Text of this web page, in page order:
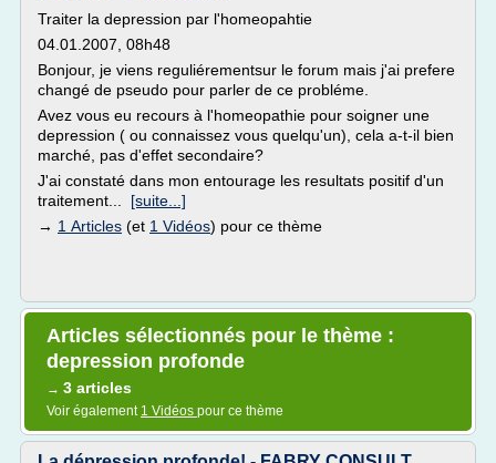
Traiter la depression par l'homeopahtie
04.01.2007, 08h48
Bonjour, je viens reguliérementsur le forum mais j'ai prefere
changé de pseudo pour parler de ce probléme.
Avez vous eu recours à l'homeopathie pour soigner une
depression ( ou connaissez vous quelqu'un), cela a-t-il bien
marché, pas d'effet secondaire?
J'ai constaté dans mon entourage les resultats positif d'un
traitement... [suite...]
→ 1 Articles (et 1 Vidéos) pour ce thème
Articles sélectionnés pour le thème :
depression profonde
→ 3 articles
Voir également 1 Vidéos pour ce thème